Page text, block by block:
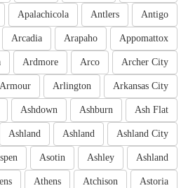
Antigo
Antlers
Apalachicola
Appomattox
Arapaho
Arcadia
Archer City
Arco
Ardmore
Arkansas City
Arlington
Armour
Ash Flat
Ashburn
Ashdown
Ashland City
Ashland
Ashland
Ashland
Ashley
Asotin
Astoria
Atchison
Athens